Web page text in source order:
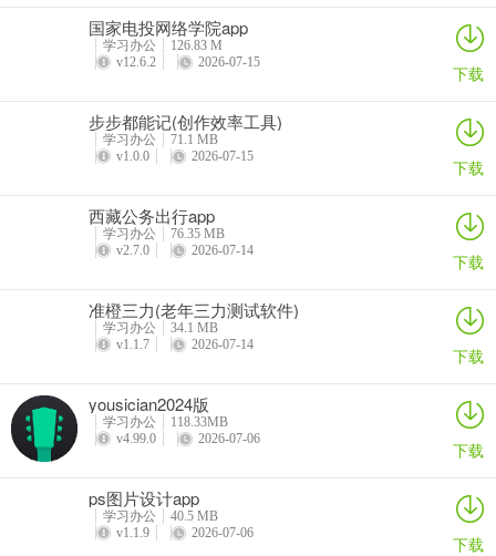
国家电投网络学院app
学习办公
126.83 M
v12.6.2
2026-07-15 下载
步步都能记(创作效率工具)
学习办公
71.1 MB
v1.0.0
2026-07-15 下载
西藏公务出行app
学习办公
76.35 MB
v2.7.0
2026-07-14 下载
准橙三力(老年三力测试软件)
学习办公
34.1 MB
v1.1.7
2026-07-14 下载
yousician2024版
学习办公
118.33MB
v4.99.0
2026-07-06 下载
ps图片设计app
学习办公
40.5 MB
v1.1.9
2026-07-06 下载